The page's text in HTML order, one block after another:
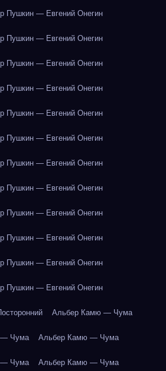
Пушкин — Евгений Онегин
Пушкин — Евгений Онегин
Пушкин — Евгений Онегин
Пушкин — Евгений Онегин
Пушкин — Евгений Онегин
Пушкин — Евгений Онегин
Пушкин — Евгений Онегин
Пушкин — Евгений Онегин
Пушкин — Евгений Онегин
Пушкин — Евгений Онегин
Пушкин — Евгений Онегин
Пушкин — Евгений Онегин
Альбер Камю — Чума
— Чума Альбер Камю — Чума
— Чума Альбер Камю — Чума